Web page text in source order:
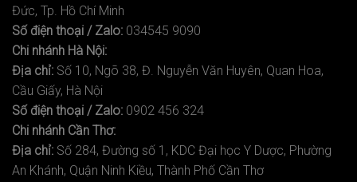
Đức, Tp. Hồ Chí Minh
Số điện thoại / Zalo: 034545 9090
Chi nhánh Hà Nội:
Địa chỉ: Số 10, Ngõ 38, Đ. Nguyễn Văn Huyên, Quan Hoa,
Cầu Giấy, Hà Nội
Số điện thoại / Zalo: 0902 456 324
Chi nhánh Cần Thơ:
Địa chỉ: Số 284, Đường số 1, KDC Đại học Y Dược, Phường
An Khánh, Quận Ninh Kiều, Thành Phố Cần Thơ